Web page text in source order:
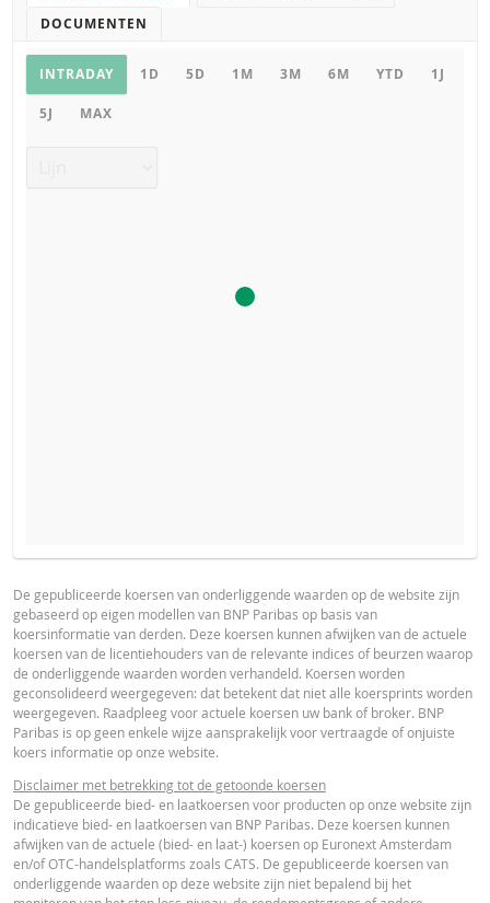
DOCUMENTEN
Productgrafiek
INTRADAY 1D 5D 1M 3M 6M YTD 1J
5J MAX
VERWACHTE KOERS VAN DE ONDERLIGGENDE WAARDE
AANTAL PRODUCTEN
PERIODE
ACTUELE BEREKENDE
PROSPECTUS
Nederlands (Nederland) PDF
FINAL TERMS
Nederlands (Nederland)
DEFINITIEVE VOORWAARDEN SAMENVATTING
PRODUCT PROJECTIONS
Some helper text for the product price projections, financial
advised
UNDERLYING PRICE PRICE PROJECTION
De gepubliceerde koersen van onderliggende waarden op de website zijn
gebaseerd op eigen modellen van BNP Paribas op basis van
koersinformatie van derden. Deze koersen kunnen afwijken van de actuele
koersen van de licentiehouders van de relevante indices of beurzen waarop
de onderliggende waarden worden verhandeld. Koersen worden
geconsolideerd weergegeven: dat betekent dat niet alle koersprints worden
weergegeven. Raadpleeg voor actuele koersen uw bank of broker. BNP
Paribas is op geen enkele wijze aansprakelijk voor vertraagde of onjuiste
koers informatie op onze website.
Disclaimer met betrekking tot de getoonde koersen
De gepubliceerde bied- en laatkoersen voor producten op onze website zijn
indicatieve bied- en laatkoersen van BNP Paribas. Deze koersen kunnen
afwijken van de actuele (bied- en laat-) koersen op Euronext Amsterdam
en/of OTC-handelsplatforms zoals CATS. De gepubliceerde koersen van
onderliggende waarden op deze website zijn niet bepalend bij het